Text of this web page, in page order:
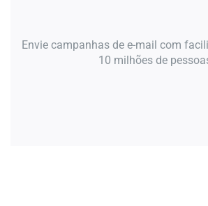
Envie campanhas de e-mail com
10 milhões de